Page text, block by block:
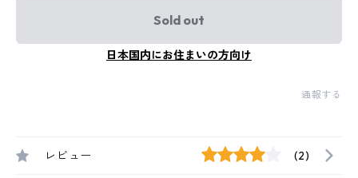
Sold out
日本国内にお住まいの方向け
通報する
レビュー (2)